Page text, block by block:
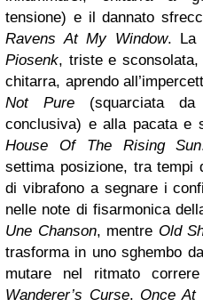
tensione) e il dannato
Ravens At My Window. La
Piosenk, triste e
chitarra, aprendo
Not Pure (squarciata
conclusiva) e alla pacata e
House Of The Rising Sun
settima posizione, tra tempi
di vibrafono a segnare i
nelle note di fisarmonica
Une Chanson, mentre Old
trasforma in uno sghembo
mutare nel ritmato
Wanderer’s Curse. Once At